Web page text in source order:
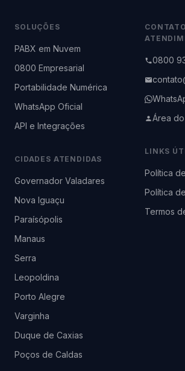
SOLUÇÕES
PABX em Nuvem
0800 Empresarial
Portabilidade Numérica
WhatsApp Oficial
API e Integrações
CIDADES ATENDIDAS
Governador Valadares
Nova Iguaçu
Paraísópolis
Manaus
Serra
Leopoldina
Porto Alegre
Varginha
Duque de Caxias
Poços de Caldas
0800
Área
LINKS
Política
Política
Termos